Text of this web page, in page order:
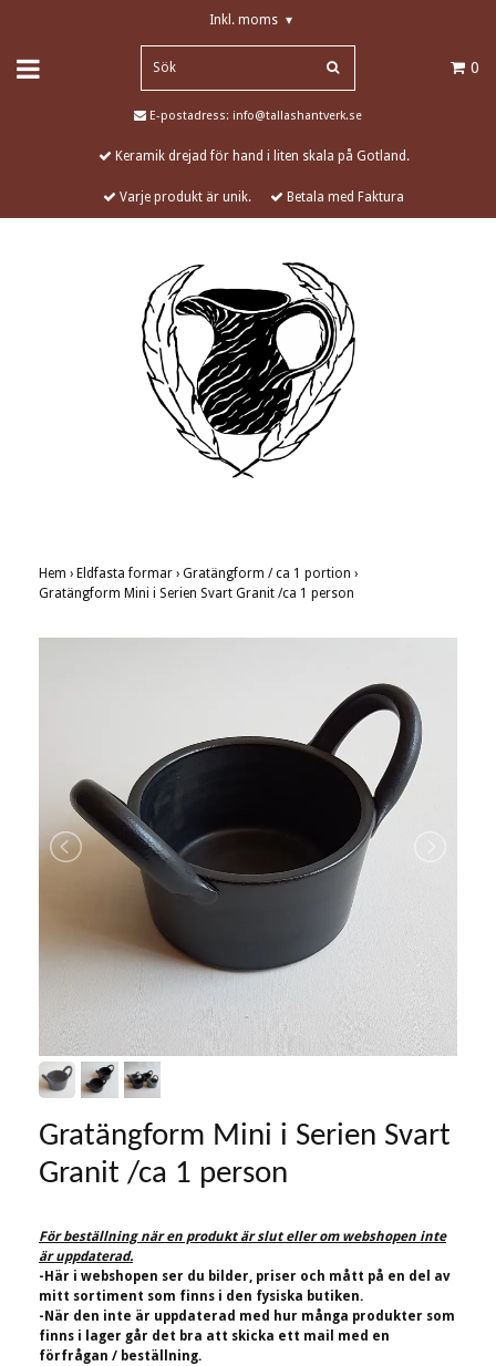
Inkl. moms ▾
0
E-postadress: info@tallashantverk.se
Keramik drejad för hand i liten skala på Gotland.
Varje produkt är unik. Betala med Faktura
Hem › Eldfasta formar › Gratängform / ca 1 portion ›
Gratängform Mini i Serien Svart Granit /ca 1 person
Gratängform Mini i Serien Svart
Granit /ca 1 person
För beställning när en produkt är slut eller om webshopen inte
är uppdaterad.
-Här i webshopen ser du bilder, priser och mått på en del av
mitt sortiment som finns i den fysiska butiken.
-När den inte är uppdaterad med hur många produkter som
finns i lager går det bra att skicka ett mail med en
förfrågan / beställning.